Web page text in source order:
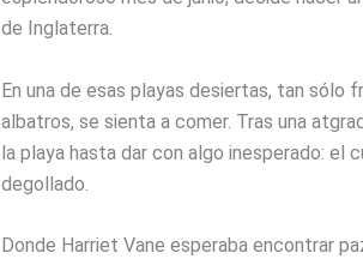
de Inglaterra.
En una de esas playas desiertas, tan sólo
albatros, se sienta a comer. Tras una
la playa hasta dar con algo inesperado: el
degollado.
Donde Harriet Vane esperaba encontrar